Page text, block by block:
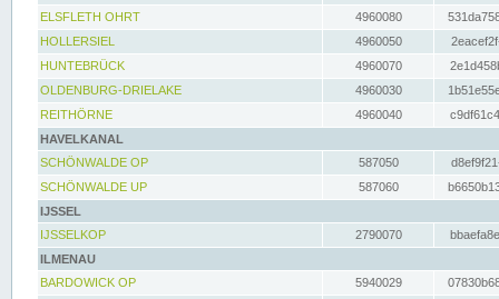
ELSFLETH OHRT
4960080
HOLLERSIEL
4960050
HUNTEBRÜCK
4960070
OLDENBURG-DRIELAKE
4960030
REITHÖRNE
4960040
HAVELKANAL
SCHÖNWALDE OP
587050
SCHÖNWALDE UP
587060
IJSSEL
IJSSELKOP
2790070
ILMENAU
BARDOWICK OP
5940029